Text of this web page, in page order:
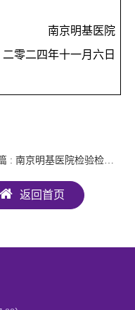
南京明基医院
二零二四年十一月六日
下一篇 : 南京明基医院检验检查结果互认项目清单公示
返回首页